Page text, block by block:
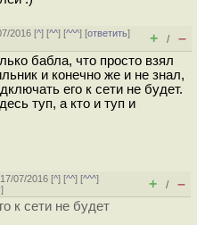
2016 [^] [^^] [^^^] [ответить]
+ / –
бабла, что просто взял
и конечно же и не знал,
его к сети не будет.
туп, а кто и туп и
07/2016 [^] [^^] [^^^]
] + / –
к сети не будет